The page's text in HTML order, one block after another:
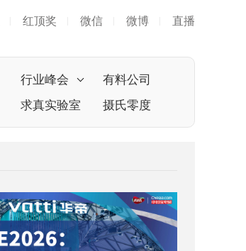
红顶奖 微信 微博 直播
行业峰会
有料公司
求真实验室
摄氏零度